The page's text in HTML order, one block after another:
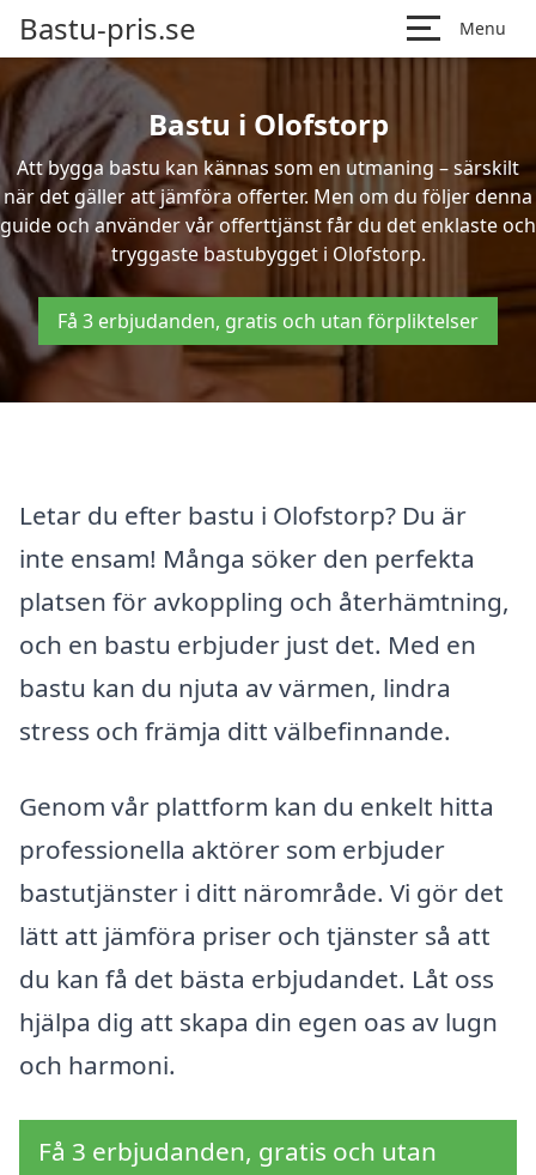
Bastu-pris.se Menu
Bastu i Olofstorp
Att bygga bastu kan kännas som en utmaning – särskilt
när det gäller att jämföra offerter. Men om du följer denna
guide och använder vår offerttjänst får du det enklaste och
tryggaste bastubygget i Olofstorp.
Få 3 erbjudanden, gratis och utan förpliktelser
Letar du efter bastu i Olofstorp? Du är
inte ensam! Många söker den perfekta
platsen för avkoppling och återhämtning,
och en bastu erbjuder just det. Med en
bastu kan du njuta av värmen, lindra
stress och främja ditt välbefinnande.
Genom vår plattform kan du enkelt hitta
professionella aktörer som erbjuder
bastutjänster i ditt närområde. Vi gör det
lätt att jämföra priser och tjänster så att
du kan få det bästa erbjudandet. Låt oss
hjälpa dig att skapa din egen oas av lugn
och harmoni.
Få 3 erbjudanden, gratis och utan